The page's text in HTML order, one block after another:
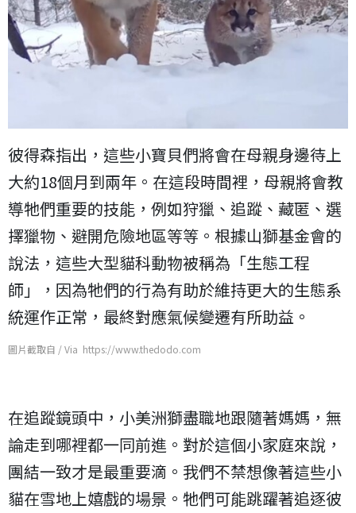
彼得森指出，這些小寶貝們將會在母親身邊待上
大約18個月到兩年。在這段時間裡，母親將會教
導牠們重要的技能，例如狩獵、追蹤、藏匿、選
擇獵物、避開危險地區等等。根據山獅基金會的
說法，這些大型貓科動物被稱為「生態工程
師」，因為牠們的行為有助於維持更大的生態系
統運作正常，最終對應氣候變遷有所助益。
圖片截取自 / Via https://www.thedodo.com
在追蹤鏡頭中，小美洲獅盡職地跟隨著媽媽，無
論走到哪裡都一同前進。對於這個小家庭來說，
團結一致才是最重要滴。我們不禁想像著這些小
貓在雪地上嬉戲的場景。牠們可能跳躍著追逐彼